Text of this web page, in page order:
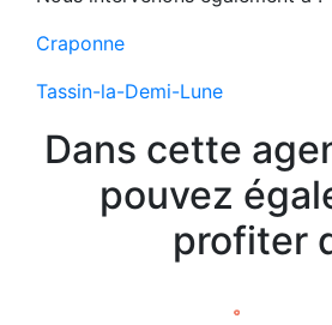
Craponne
Tassin-la-Demi-Lune
Dans cette
pouvez
profiter